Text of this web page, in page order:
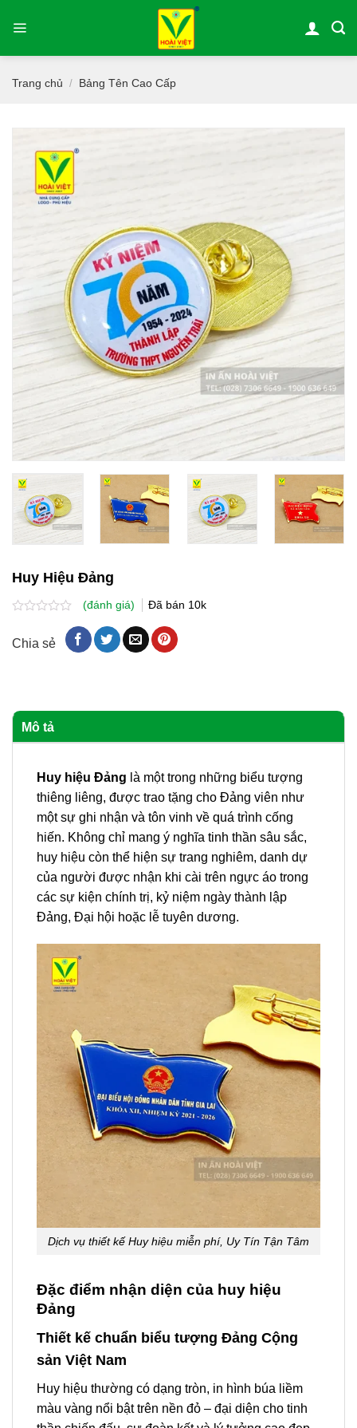
qua
Trang chủ / Bảng Tên Cao Cấp
Huy Hiệu Đảng
xếp
hạng
(đánh giá) Đã bán 10k
Chia sẻ
Mô tả
Huy hiệu Đảng là một trong những biểu tượng
thiêng liêng, được trao tặng cho Đảng viên như
một sự ghi nhận và tôn vinh về quá trình cống
hiến. Không chỉ mang ý nghĩa tinh thần sâu sắc,
huy hiệu còn thể hiện sự trang nghiêm, danh dự
của người được nhận khi cài trên ngực áo trong
các sự kiện chính trị, kỷ niệm ngày thành lập
Đảng, Đại hội hoặc lễ tuyên dương.
Dịch vụ thiết kế Huy hiệu miễn phí, Uy Tín Tận Tâm
Đặc điểm nhận diện của huy hiệu
Đảng
Thiết kế chuẩn biểu tượng Đảng Cộng
sản Việt Nam
Huy hiệu thường có dạng tròn, in hình búa liềm
màu vàng nổi bật trên nền đỏ – đại diện cho tinh